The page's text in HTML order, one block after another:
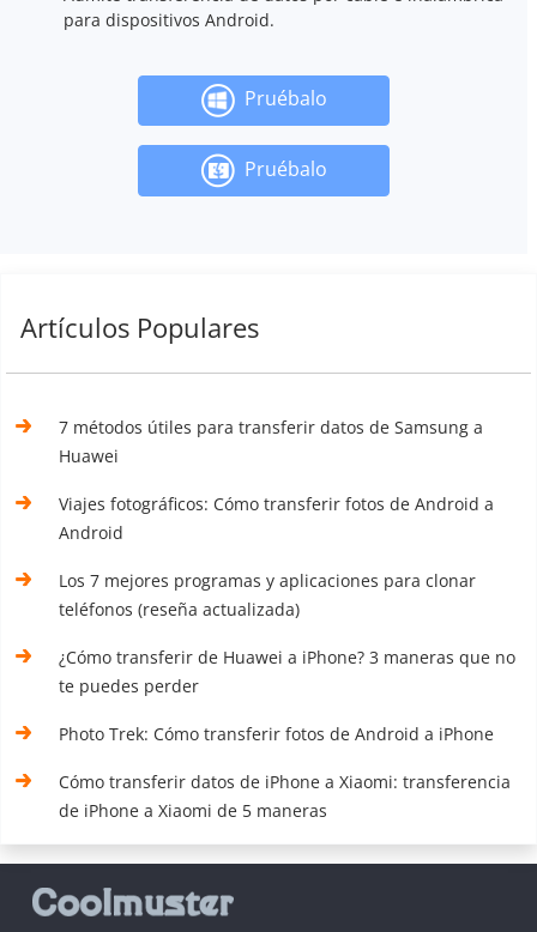
para dispositivos Android.
Pruébalo
Pruébalo
Artículos Populares
7 métodos útiles para transferir datos de Samsung a
Huawei
Viajes fotográficos: Cómo transferir fotos de Android a
Android
Los 7 mejores programas y aplicaciones para clonar
teléfonos (reseña actualizada)
¿Cómo transferir de Huawei a iPhone? 3 maneras que no
te puedes perder
Photo Trek: Cómo transferir fotos de Android a iPhone
Cómo transferir datos de iPhone a Xiaomi: transferencia
de iPhone a Xiaomi de 5 maneras